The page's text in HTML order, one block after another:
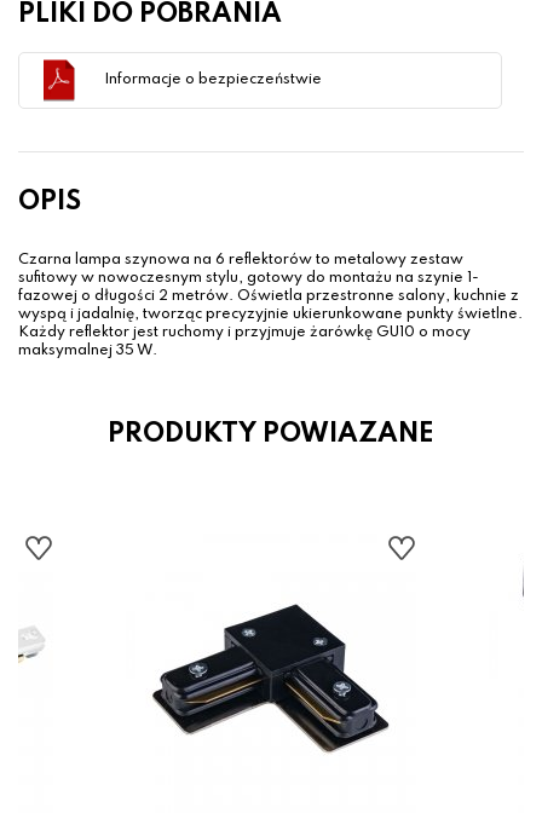
PLIKI DO POBRANIA
Informacje o bezpieczeństwie
OPIS
Czarna lampa szynowa na 6 reflektorów to metalowy zestaw
sufitowy w nowoczesnym stylu, gotowy do montażu na szynie 1-
fazowej o długości 2 metrów. Oświetla przestronne salony, kuchnie z
wyspą i jadalnię, tworząc precyzyjnie ukierunkowane punkty świetlne.
Każdy reflektor jest ruchomy i przyjmuje żarówkę GU10 o mocy
maksymalnej 35 W.
PRODUKTY POWIAZANE